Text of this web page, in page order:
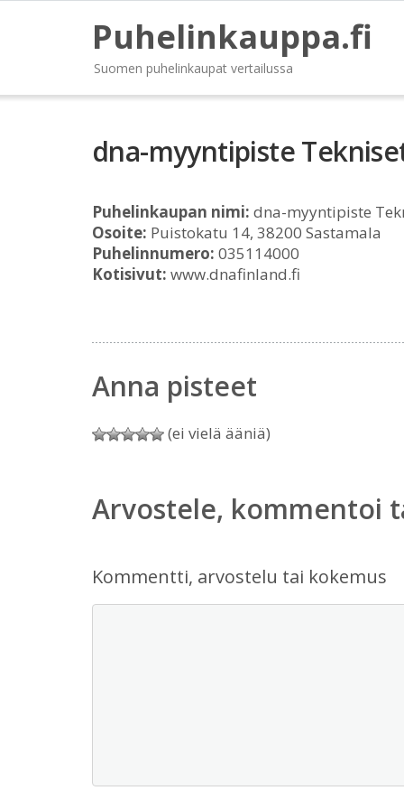
Puhelinkauppa.fi
Suomen puhelinkaupat vertailussa
dna-myyntipiste
Puhelinkaupan nimi: dna-myyntipiste
Osoite: Puistokatu 14, 38200 Sastamala
Puhelinnumero: 035114000
Kotisivut: www.dnafinland.fi
Anna pisteet
(ei vielä ääniä)
Arvostele, kommentoi
Kommentti, arvostelu tai kokemus